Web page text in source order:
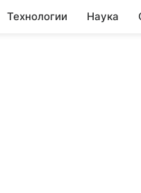
Технологии Наука